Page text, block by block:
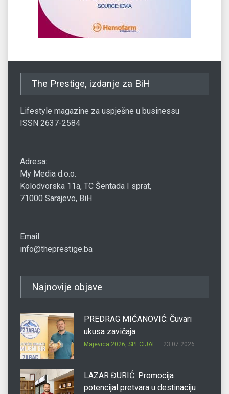
The Prestige, izdanje za BiH
Lifestyle magazine za uspješne u businessu
ISSN 2637-2584
Adresa:
My Media d.o.o.
Kolodvorska 11a, TC Šentada I sprat,
71000 Sarajevo, BiH
Email:
info@theprestige.ba
Najnovije objave
PREDRAG MIĆANOVIĆ: Čuvari
ukusa zavičaja
Majevica 2026, SPECIJAL 23.07.2026.
LAZAR ĐURIĆ: Promocija
potencijal pretvara u destinaciju